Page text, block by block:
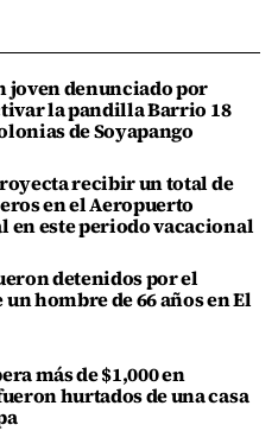
joven denunciado por
la pandilla Barrio 18
de Soyapango
recibir un total de
en el Aeropuerto
este periodo vacacional
detenidos por el
hombre de 66 años en El
más de $1,000 en
hurtados de una casa